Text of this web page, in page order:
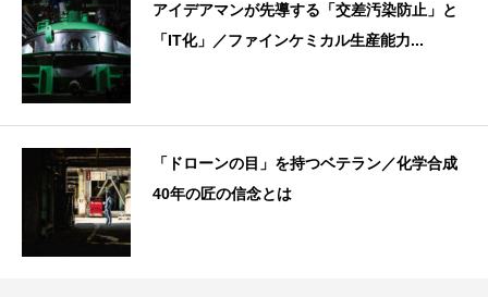
アイデアマンが先導する「交差汚染防止」と
「IT化」／ファインケミカル生産能力...
「ドローンの目」を持つベテラン／化学合成
40年の匠の信念とは